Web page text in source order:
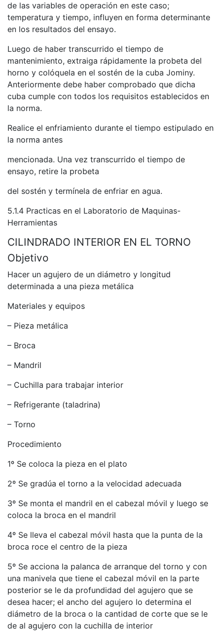
de las variables de operación en este caso;
temperatura y tiempo, influyen en forma determinante
en los resultados del ensayo.
Luego de haber transcurrido el tiempo de
mantenimiento, extraiga rápidamente la probeta del
horno y colóquela en el sostén de la cuba Jominy.
Anteriormente debe haber comprobado que dicha
cuba cumple con todos los requisitos establecidos en
la norma.
Realice el enfriamiento durante el tiempo estipulado en
la norma antes
mencionada. Una vez transcurrido el tiempo de
ensayo, retire la probeta
del sostén y termínela de enfriar en agua.
5.1.4 Practicas en el Laboratorio de Maquinas-
Herramientas
CILINDRADO INTERIOR EN EL TORNO
Objetivo
Hacer un agujero de un diámetro y longitud
determinada a una pieza metálica
Materiales y equipos
– Pieza metálica
– Broca
– Mandril
– Cuchilla para trabajar interior
– Refrigerante (taladrina)
– Torno
Procedimiento
1º Se coloca la pieza en el plato
2º Se gradúa el torno a la velocidad adecuada
3º Se monta el mandril en el cabezal móvil y luego se
coloca la broca en el mandril
4º Se lleva el cabezal móvil hasta que la punta de la
broca roce el centro de la pieza
5º Se acciona la palanca de arranque del torno y con
una manivela que tiene el cabezal móvil en la parte
posterior se le da profundidad del agujero que se
desea hacer; el ancho del agujero lo determina el
diámetro de la broca o la cantidad de corte que se le
de al agujero con la cuchilla de interior